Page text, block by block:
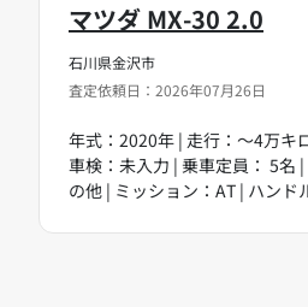
石川県金沢市
査定依頼日：2026年07月26日
マツダ MX-30 2.0
年式：2020年 | 走行：～4万キ
車検：未入力 | 乗車定員： 5名
の他 | ミッション：AT | ハンド